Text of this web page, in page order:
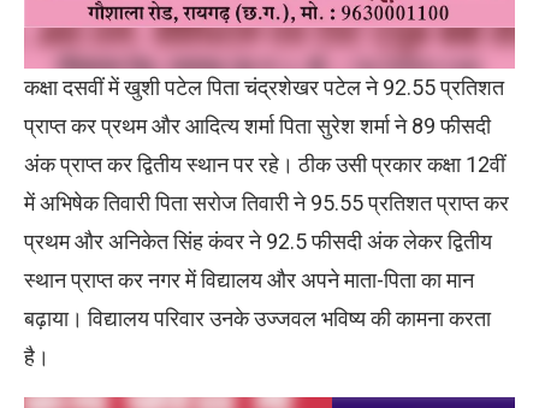
कक्षा दसवीं में खुशी पटेल पिता चंद्रशेखर पटेल ने 92.55 प्रतिशत
प्राप्त कर प्रथम और आदित्य शर्मा पिता सुरेश शर्मा ने 89 फीसदी
अंक प्राप्त कर द्वितीय स्थान पर रहे। ठीक उसी प्रकार कक्षा 12वीं
में अभिषेक तिवारी पिता सरोज तिवारी ने 95.55 प्रतिशत प्राप्त कर
प्रथम और अनिकेत सिंह कंवर ने 92.5 फीसदी अंक लेकर द्वितीय
स्थान प्राप्त कर नगर में विद्यालय और अपने माता-पिता का मान
बढ़ाया। विद्यालय परिवार उनके उज्जवल भविष्य की कामना करता
है।